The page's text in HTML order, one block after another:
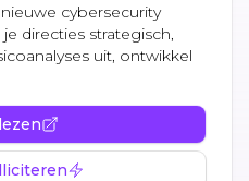
cybersecurity
directies strategisch,
uit, ontwikkel